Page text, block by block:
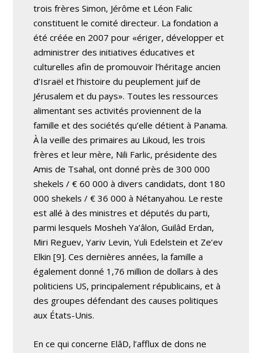
trois frères Simon, Jérôme et Léon Falic
constituent le comité directeur. La fondation a
été créée en 2007 pour «ériger, développer et
administrer des initiatives éducatives et
culturelles afin de promouvoir l’héritage ancien
d’Israël et l’histoire du peuplement juif de
Jérusalem et du pays». Toutes les ressources
alimentant ses activités proviennent de la
famille et des sociétés qu’elle détient à Panama.
À la veille des primaires au Likoud, les trois
frères et leur mère, Nili Farlic, présidente des
Amis de Tsahal, ont donné près de 300 000
shekels / € 60 000 à divers candidats, dont 180
000 shekels / € 36 000 à Nétanyahou. Le reste
est allé à des ministres et députés du parti,
parmi lesquels Mosheh Ya’âlon, Guilâd Erdan,
Miri Reguev, Yariv Levin, Yuli Edelstein et Ze’ev
Elkin [9]. Ces dernières années, la famille a
également donné 1,76 million de dollars à des
politiciens US, principalement républicains, et à
des groupes défendant des causes politiques
aux États-Unis.
En ce qui concerne ElâD, l’afflux de dons ne